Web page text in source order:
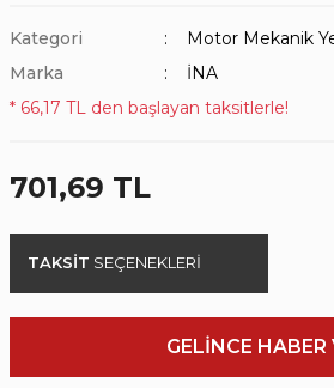
Kategori
Motor Mekanik
Marka
İNA
* 66,17 TL den başlayan taksitlerle!
701,69 TL
TAKSİT SEÇENEKLERİ
GELİNCE HABER